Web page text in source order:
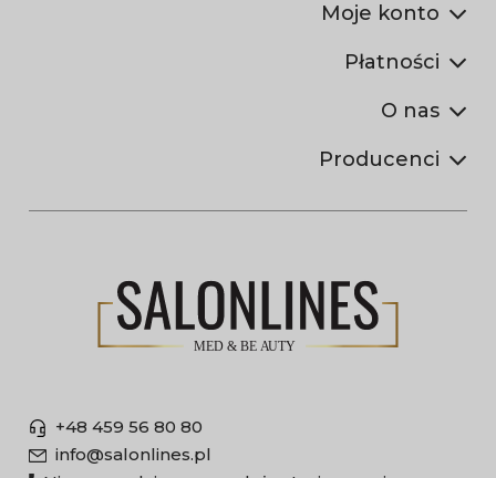
Moje konto
Płatności
O nas
Producenci
+48 459 56 80 80
info@salonlines.pl